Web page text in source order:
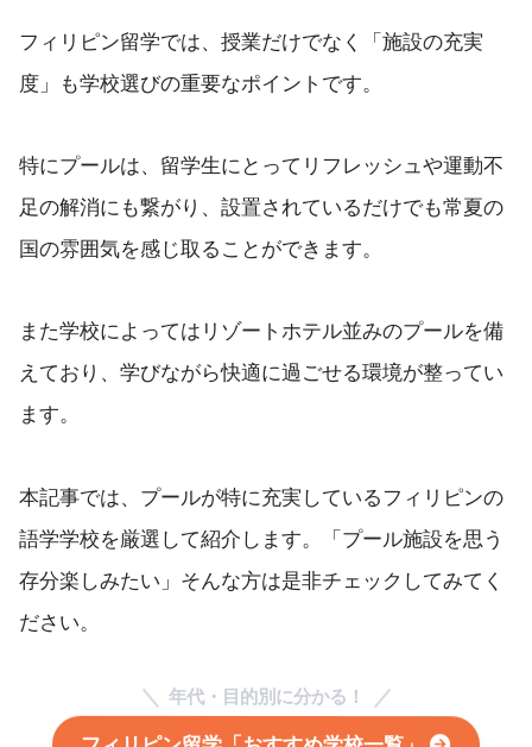
フィリピン留学では、授業だけでなく「施設の充実
度」も学校選びの重要なポイントです。
特にプールは、留学生にとってリフレッシュや運動不
足の解消にも繋がり、設置されているだけでも常夏の
国の雰囲気を感じ取ることができます。
また学校によってはリゾートホテル並みのプールを備
えており、学びながら快適に過ごせる環境が整ってい
ます。
本記事では、プールが特に充実しているフィリピンの
語学学校を厳選して紹介します。「プール施設を思う
存分楽しみたい」そんな方は是非チェックしてみてく
ださい。
年代・目的別に分かる！